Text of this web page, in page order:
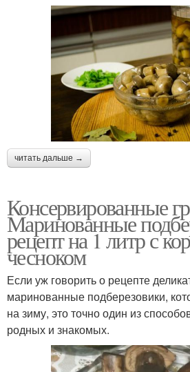
читать дальше →
Консервированные
Маринованные
рецепт на 1 литр с
чесноком
Если уж говорить о рецепте
маринованные подберезовики,
на зиму, это точно один из
родных и знакомых.